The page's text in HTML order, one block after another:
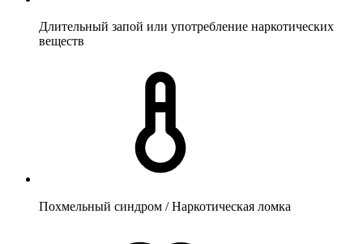
Длительный запой или употребление наркотических
веществ
Похмельный синдром / Наркотическая ломка